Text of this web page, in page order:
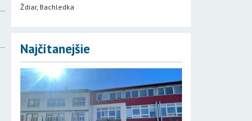
Ždiar, Bachledka
Najčítanejšie